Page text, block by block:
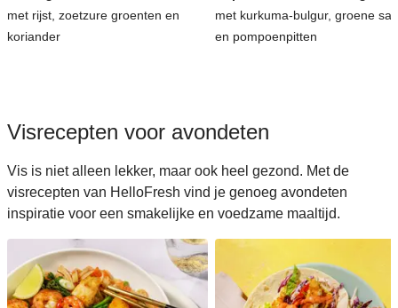
met rijst, zoetzure groenten en
koriander
met kurkuma-bulgur, groene
en pompoenpitten
Visrecepten voor avondeten
Vis is niet alleen lekker, maar ook heel gezond. Met de
visrecepten van HelloFresh vind je genoeg avondeten
inspiratie voor een smakelijke en voedzame maaltijd.